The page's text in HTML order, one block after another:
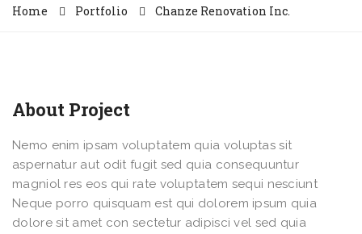
Home Portfolio Chanze Renovation Inc.
About Project
Nemo enim ipsam voluptatem quia voluptas sit
aspernatur aut odit fugit sed quia consequuntur
magniol res eos qui rate voluptatem sequi nesciunt
Neque porro quisquam est qui dolorem ipsum quia
dolore sit amet con sectetur adipisci vel sed quia